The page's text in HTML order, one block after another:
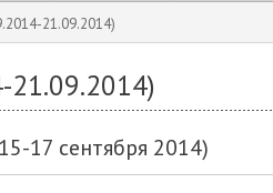
21.09.2014)
17 сентября 2014)